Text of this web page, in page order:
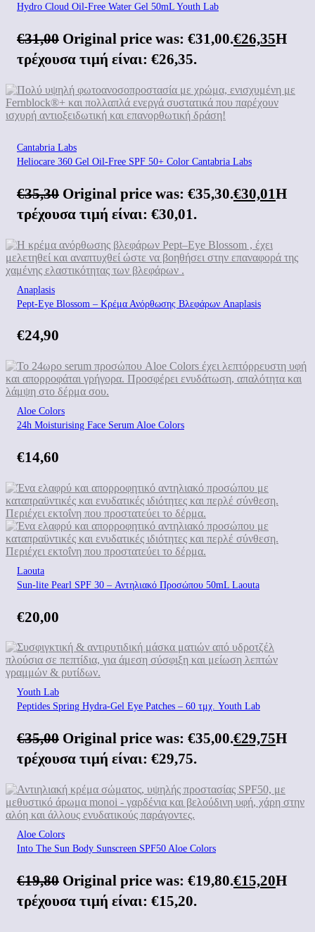
Hydro Cloud Oil-Free Water Gel 50mL Youth Lab
€31,00 Original price was: €31,00.€26,35Η
τρέχουσα τιμή είναι: €26,35.
Cantabria Labs
Heliocare 360 Gel Oil-Free SPF 50+ Color Cantabria Labs
€35,30 Original price was: €35,30.€30,01Η
τρέχουσα τιμή είναι: €30,01.
Anaplasis
Pept-Eye Blossom – Κρέμα Ανόρθωσης Βλεφάρων Anaplasis
€24,90
Aloe Colors
24h Moisturising Face Serum Aloe Colors
€14,60
Laouta
Sun-lite Pearl SPF 30 – Αντηλιακό Προσώπου 50mL Laouta
€20,00
Youth Lab
Peptides Spring Hydra-Gel Eye Patches – 60 τμχ. Youth Lab
€35,00 Original price was: €35,00.€29,75Η
τρέχουσα τιμή είναι: €29,75.
Aloe Colors
Into The Sun Body Sunscreen SPF50 Aloe Colors
€19,80 Original price was: €19,80.€15,20Η
τρέχουσα τιμή είναι: €15,20.